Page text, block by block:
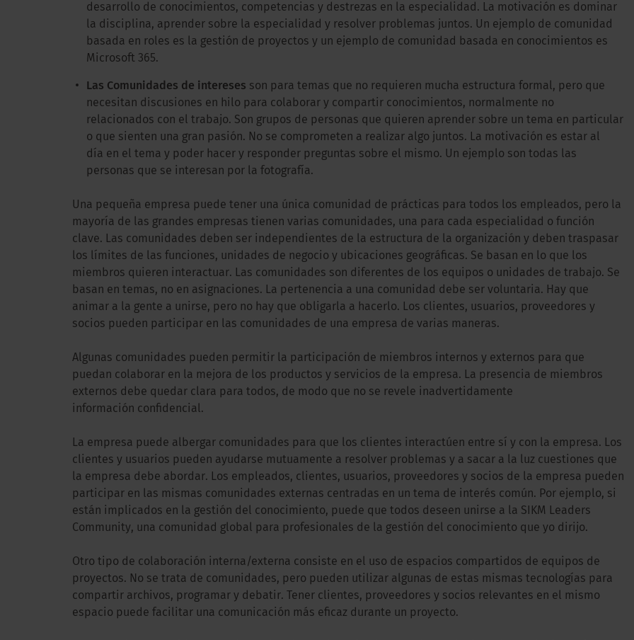
desarrollo de conocimientos, competencias y destrezas en la especialidad. La motivación es dominar
la disciplina, aprender sobre la especialidad y resolver problemas juntos. Un ejemplo de comunidad
basada en roles es la gestión de proyectos y un ejemplo de comunidad basada en conocimientos es
Microsoft 365.
Las Comunidades de intereses son para temas que no requieren mucha estructura formal, pero que
necesitan discusiones en hilo para colaborar y compartir conocimientos, normalmente no
relacionados con el trabajo. Son grupos de personas que quieren aprender sobre un tema en particular
o que sienten una gran pasión. No se comprometen a realizar algo juntos. La motivación es estar al
día en el tema y poder hacer y responder preguntas sobre el mismo. Un ejemplo son todas las
personas que se interesan por la fotografía.
Una pequeña empresa puede tener una única comunidad de prácticas para todos los empleados, pero la
mayoría de las grandes empresas tienen varias comunidades, una para cada especialidad o función
clave. Las comunidades deben ser independientes de la estructura de la organización y deben traspasar
los límites de las funciones, unidades de negocio y ubicaciones geográficas. Se basan en lo que los
miembros quieren interactuar. Las comunidades son diferentes de los equipos o unidades de trabajo. Se
basan en temas, no en asignaciones. La pertenencia a una comunidad debe ser voluntaria. Hay que
animar a la gente a unirse, pero no hay que obligarla a hacerlo. Los clientes, usuarios, proveedores y
socios pueden participar en las comunidades de una empresa de varias maneras.
Algunas comunidades pueden permitir la participación de miembros internos y externos para que
puedan colaborar en la mejora de los productos y servicios de la empresa. La presencia de miembros
externos debe quedar clara para todos, de modo que no se revele inadvertidamente
información confidencial.
La empresa puede albergar comunidades para que los clientes interactúen entre sí y con la empresa. Los
clientes y usuarios pueden ayudarse mutuamente a resolver problemas y a sacar a la luz cuestiones que
la empresa debe abordar. Los empleados, clientes, usuarios, proveedores y socios de la empresa pueden
participar en las mismas comunidades externas centradas en un tema de interés común. Por ejemplo, si
están implicados en la gestión del conocimiento, puede que todos deseen unirse a la SIKM Leaders
Community, una comunidad global para profesionales de la gestión del conocimiento que yo dirijo.
Otro tipo de colaboración interna/externa consiste en el uso de espacios compartidos de equipos de
proyectos. No se trata de comunidades, pero pueden utilizar algunas de estas mismas tecnologías para
compartir archivos, programar y debatir. Tener clientes, proveedores y socios relevantes en el mismo
espacio puede facilitar una comunicación más eficaz durante un proyecto.